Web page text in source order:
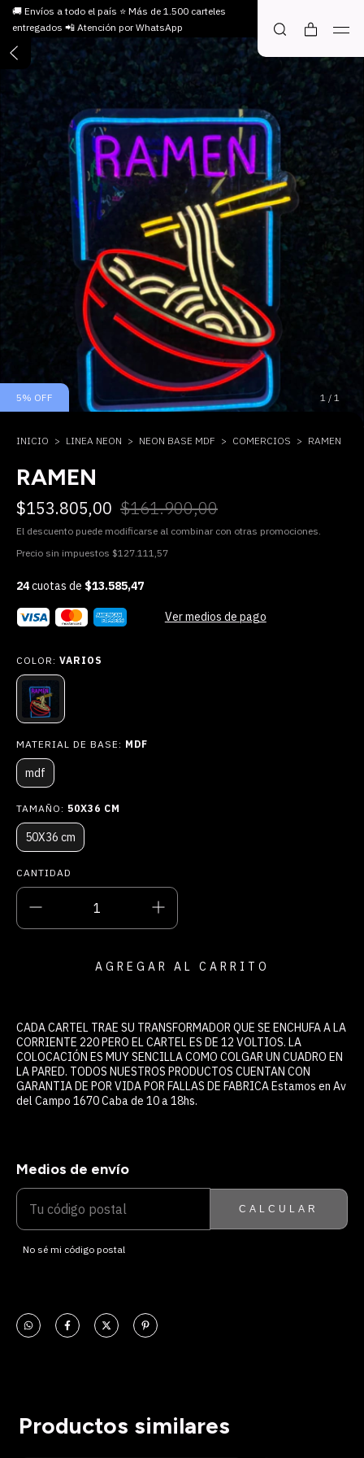
🚚 Envíos a todo el país ⭐ Más de 1.500 carteles
entregados 📲 Atención por WhatsApp
5% OFF 1 / 1
INICIO > LINEA NEON > NEON BASE MDF > COMERCIOS > RAMEN
RAMEN
$153.805,00 $161.900,00
El descuento puede modificarse al combinar con otras promociones.
Precio sin impuestos $127.111,57
24cuotas de $13.585,47
Ver medios de pago
COLOR: VARIOS
MATERIAL DE BASE: MDF
mdf
TAMAÑO: 50X36 CM
50X36 cm
CANTIDAD
CADA CARTEL TRAE SU TRANSFORMADOR QUE SE ENCHUFA A LA
CORRIENTE 220 PERO EL CARTEL ES DE 12 VOLTIOS. LA
COLOCACIÓN ES MUY SENCILLA COMO COLGAR UN CUADRO EN
LA PARED. TODOS NUESTROS PRODUCTOS CUENTAN CON
GARANTIA DE POR VIDA POR FALLAS DE FABRICA Estamos en Av
del Campo 1670 Caba de 10 a 18hs.
ENTREGAS PARA EL CP:
Medios de envío
CALCULAR
No sé mi código postal
Productos similares